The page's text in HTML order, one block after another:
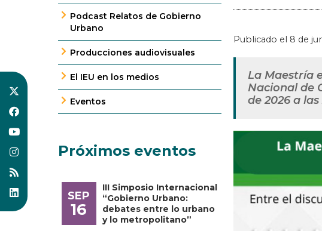
Podcast Relatos de Gobierno
Urbano
Producciones audiovisuales
El IEU en los medios
Eventos
Próximos eventos
SEP
16
III Simposio Internacional
“Gobierno Urbano:
debates entre lo urbano
y lo metropolitano”
Publicado el 8 de
La Maestría
Nacional de
de 2026 a